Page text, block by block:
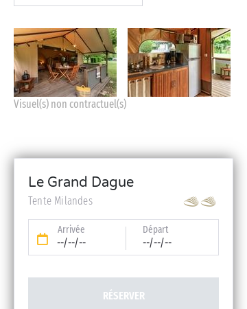
Visuel(s) non contractuel(s)
Le Grand Dague
Tente Milandes
Arrivée
--/--/--
Départ
--/--/--
RÉSERVER